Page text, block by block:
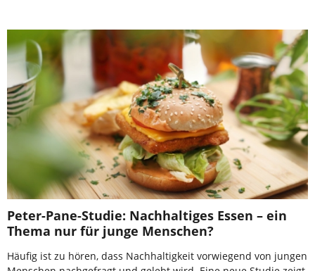
Peter-Pane-Studie: Nachhaltiges Essen – ein
Thema nur für junge Menschen?
Häufig ist zu hören, dass Nachhaltigkeit vorwiegend von jungen